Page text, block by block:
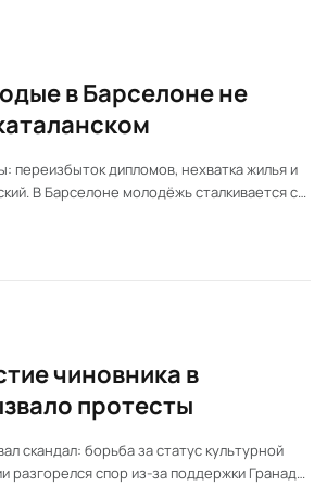
последствия для всего футбола
— многие детали остались за
кадром.
в Барселоне не
переизбыток дипломов, нехватка жилья и
В Барселоне молодёжь сталкивается с
и нехваткой жилья. Каталанский язык
молодых. Новые данные показывают, как
чиновника в
протесты
скандал: борьба за статус культурной
разгорелся спор из-за поддержки Гранады